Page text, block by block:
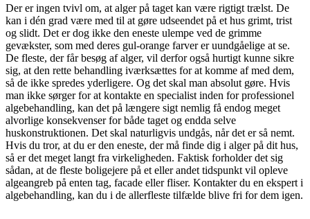
Der er ingen tvivl om, at alger på taget kan være rigtigt trælst. De
kan i dén grad være med til at gøre udseendet på et hus grimt, trist
og slidt. Det er dog ikke den eneste ulempe ved de grimme
gevækster, som med deres gul-orange farver er uundgåelige at se.
De fleste, der får besøg af alger, vil derfor også hurtigt kunne sikre
sig, at den rette behandling iværksættes for at komme af med dem,
så de ikke spredes yderligere. Og det skal man absolut gøre. Hvis
man ikke sørger for at kontakte en specialist inden for professionel
algebehandling, kan det på længere sigt nemlig få endog meget
alvorlige konsekvenser for både taget og endda selve
huskonstruktionen. Det skal naturligvis undgås, når det er så nemt.
Hvis du tror, at du er den eneste, der må finde dig i alger på dit hus,
så er det meget langt fra virkeligheden. Faktisk forholder det sig
sådan, at de fleste boligejere på et eller andet tidspunkt vil opleve
algeangreb på enten tag, facade eller fliser. Kontakter du en ekspert i
algebehandling, kan du i de allerfleste tilfælde blive fri for dem igen.